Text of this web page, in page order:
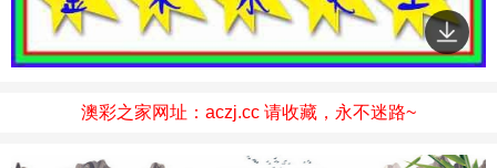
澳彩之家网址：aczj.cc 请收藏，永不迷路~